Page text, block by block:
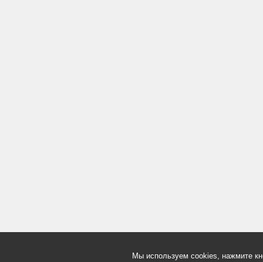
Мы используем cookies, нажмите